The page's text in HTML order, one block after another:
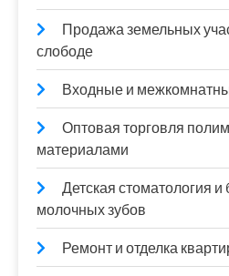
Продажа земельных
слободе
Входные и
Оптовая торговля
материалами
Детская стоматология
молочных зубов
Ремонт и отделка